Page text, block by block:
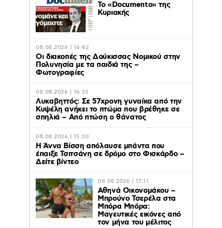
Το «Documento» της
Κυριακής
08.08.2026 | 16:42
Οι διακοπές της Δούκισσας Νομικού στην
Πολυνησία με τα παιδιά της –
Φωτογραφίες
08.08.2026 | 16:35
Λυκαβηττός: Σε 57χρονη γυναίκα από την
Κυψέλη ανήκει το πτώμα που βρέθηκε σε
σπηλιά – Από πτώση ο θάνατος
08.08.2026 | 15:20
Η Άννα Βίσση απόλαυσε μπάντα που
έπαιξε Τσιτσάνη σε δρόμο στο Φισκάρδο –
Δείτε βίντεο
08.08.2026 | 13:11
Αθηνά Οικονομάκου –
Μπρούνο Τσερέλα στα
Μπόρα Μπόρα:
Mαγευτικές εικόνες από
τον μήνα του μέλιτος